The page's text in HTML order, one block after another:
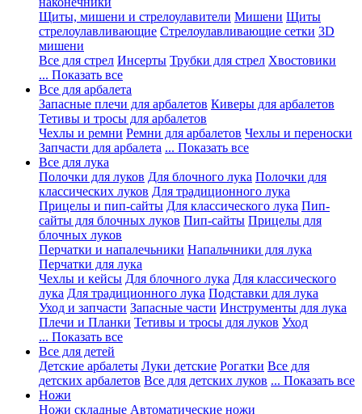
Щиты, мишени и стрелоулавители Мишени Щиты
стрелоулавливающие Стрелоулавливающие сетки 3D
мишени
Все для стрел Инсерты Трубки для стрел Хвостовики
... Показать все
Все для арбалета
Запасные плечи для арбалетов Киверы для арбалетов
Тетивы и тросы для арбалетов
Чехлы и ремни Ремни для арбалетов Чехлы и переноски
Запчасти для арбалета ... Показать все
Все для лука
Полочки для луков Для блочного лука Полочки для
классических луков Для традиционного лука
Прицелы и пип-сайты Для классического лука Пип-
сайты для блочных луков Пип-сайты Прицелы для
блочных луков
Перчатки и напалечьники Напальчники для лука
Перчатки для лука
Чехлы и кейсы Для блочного лука Для классического
лука Для традиционного лука Подставки для лука
Уход и запчасти Запасные части Инструменты для лука
Плечи и Планки Тетивы и тросы для луков Уход
... Показать все
Все для детей
Детские арбалеты Луки детские Рогатки Все для
детских арбалетов Все для детских луков ... Показать все
Ножи
Ножи складные Автоматические ножи